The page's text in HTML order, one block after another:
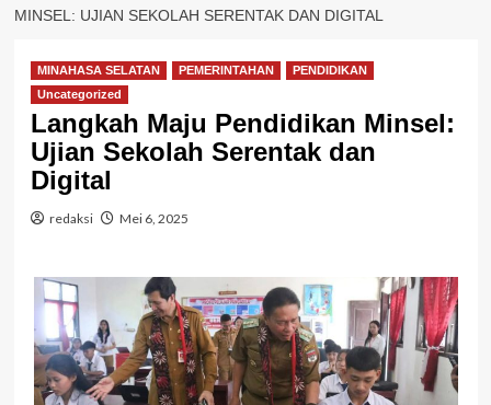
MINSEL: UJIAN SEKOLAH SERENTAK DAN DIGITAL
MINAHASA SELATAN PEMERINTAHAN
PENDIDIKAN
Uncategorized
Langkah Maju Pendidikan Minsel:
Ujian Sekolah Serentak dan
Digital
redaksi Mei 6, 2025